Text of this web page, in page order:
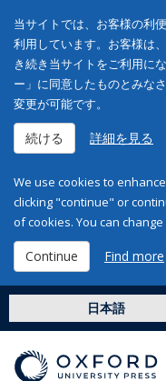
当サイトでは、お客様の利
利用しています。お客様は
き続き当サイトをご利用に
ー」に同意したものとみな
変更が可能です。
続ける 詳細を見る
We use cookies to
clicking "continue" or
of cookies. You can
Continue Find more
日本語